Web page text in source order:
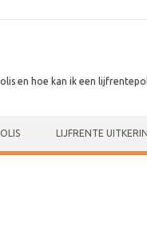
en hoe kan ik een
LIJFRENTE